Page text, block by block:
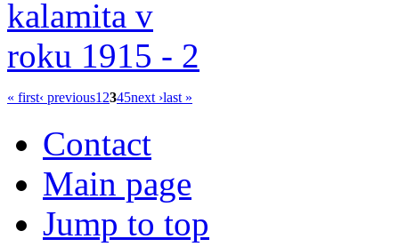
« first‹ previous1 2345next ›last »
Contact
Main page
Jump to top